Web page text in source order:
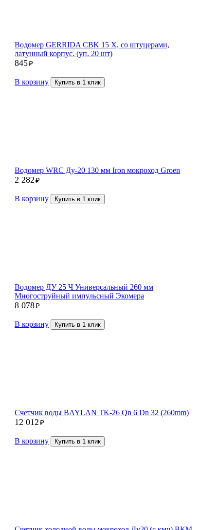
Водомер GERRIDA CBK 15 Х, со штуцерами,
латунный корпус. (уп. 20 шт)
845₽
В корзину Купить в 1 клик
Водомер WRC Ду-20 130 мм Iron мокроход Groen
2 282₽
В корзину Купить в 1 клик
Водомер ДУ 25 Ч Универсальный 260 мм
Многоструйный импульсный Экомера
8 078₽
В корзину Купить в 1 клик
Счетчик воды BAYLAN TK-26 Qn 6 Dn 32 (260mm)
12 012₽
В корзину Купить в 1 клик